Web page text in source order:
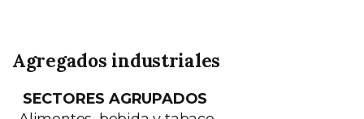
Agregados industriales
SECTORES AGRUPADOS